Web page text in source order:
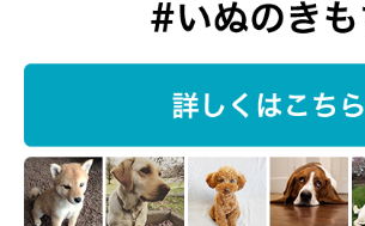
※写真はスマホアプリ「まいにちのいぬ・ね